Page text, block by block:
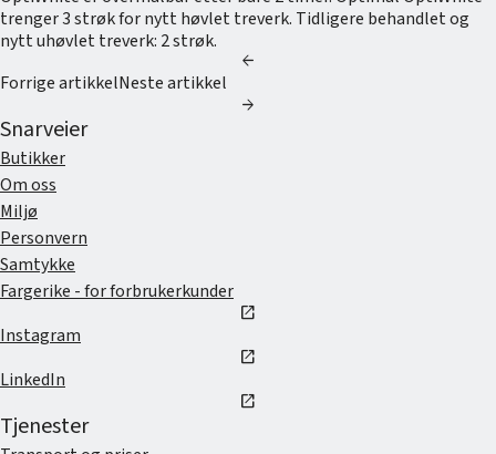
trenger 3 strøk for nytt høvlet treverk. Tidligere behandlet og
nytt uhøvlet treverk: 2 strøk.
arrow_back
Forrige artikkelNeste artikkel
arrow_forward
Snarveier
Butikker
Om oss
Miljø
Personvern
Samtykke
Fargerike - for forbrukerkunder
open_in_new
Instagram
open_in_new
LinkedIn
open_in_new
Tjenester